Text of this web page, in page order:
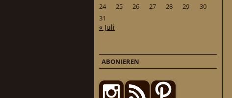
24
25 26 27 28 29
30
31
« Juli
ABONIEREN